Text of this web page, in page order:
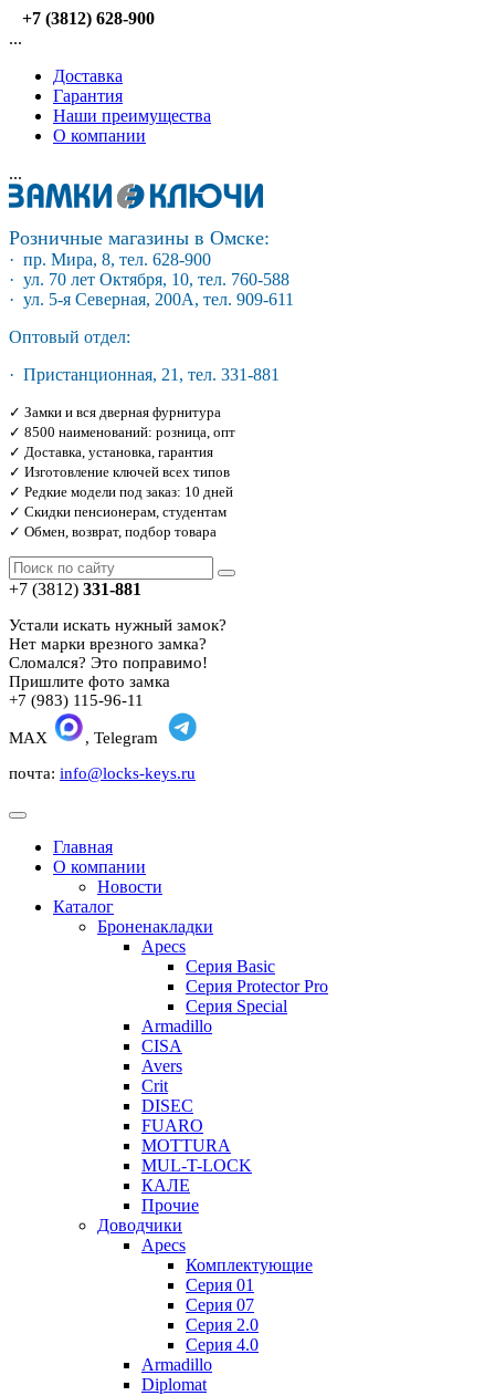
+7 (3812) 628-900
...
Доставка
Гарантия
Наши преимущества
О компании
...
Розничные магазины в Омске:
· пр. Мира, 8, тел. 628-900
· ул. 70 лет Октября, 10, тел. 760-588
· ул. 5-я Северная, 200А, тел. 909-611
Оптовый отдел:
· Пристанционная, 21, тел. 331-881
✓ Замки и вся дверная фурнитура
✓ 8500 наименований: розница, опт
✓ Доставка, установка, гарантия
✓ Изготовление ключей всех типов
✓ Редкие модели под заказ: 10 дней
✓ Скидки пенсионерам, студентам
✓ Обмен, возврат, подбор товара
+7 (3812) 331-881
Устали искать нужный замок?
Нет марки врезного замка?
Сломался? Это поправимо!
Пришлите фото замка
+7 (983) 115-96-11
MAX
, Telegram
почта: info@locks-keys.ru
Главная
О компании
Новости
Каталог
Броненакладки
Apecs
Серия Basic
Серия Protector Pro
Серия Special
Armadillo
CISA
Avers
Crit
DISEC
FUARO
MOTTURA
MUL-T-LOCK
КАЛЕ
Прочие
Доводчики
Apecs
Комплектующие
Серия 01
Серия 07
Серия 2.0
Серия 4.0
Armadillo
Diplomat